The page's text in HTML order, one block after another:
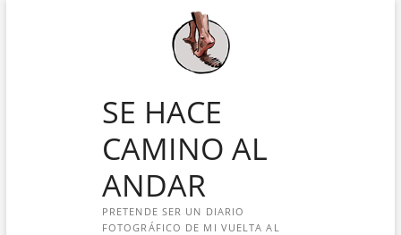
SE HACE
CAMINO AL
ANDAR
PRETENDE SER UN DIARIO
FOTOGRÁFICO DE MI VUELTA AL